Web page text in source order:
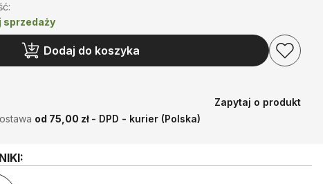
sprzedaży
Dodaj do koszyka
Zapytaj o produkt
od 75,00 zł - DPD - kurier (Polska)